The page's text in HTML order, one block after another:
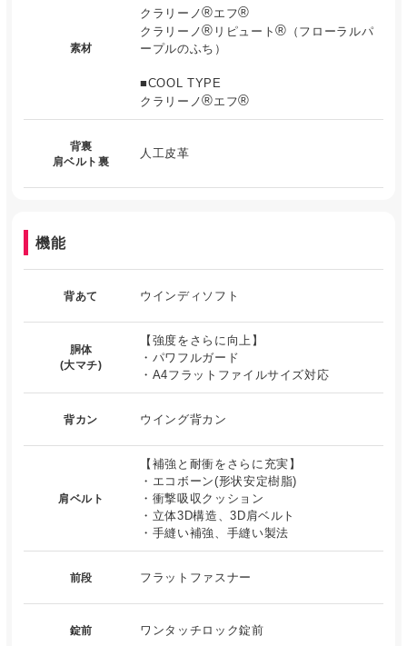
素材
クラリーノ®エフ®
クラリーノ® リピュート® （フローラルパ
ープルのふち）
■COOL TYPE
クラリーノ®エフ®
背裏
肩ベルト裏
人工皮革
機能
背あて ウインディソフト
胴体
(大マチ)
【強度をさらに向上】
・パワフルガード
・A4フラットファイルサイズ対応
背カン ウイング背カン
肩ベルト
【補強と耐衝をさらに充実】
・エコボーン(形状安定樹脂)
・衝撃吸収クッション
・立体3D構造、3D肩ベルト
・手縫い補強、手縫い製法
前段 フラットファスナー
錠前 ワンタッチロック錠前